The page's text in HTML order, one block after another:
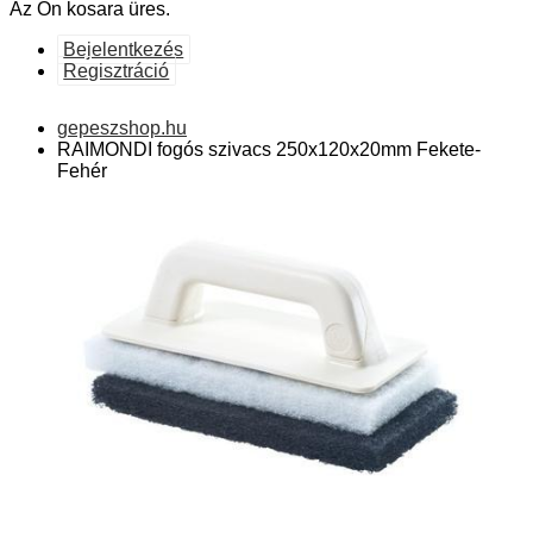
Az Ön kosara üres.
Bejelentkezés
Regisztráció
gepeszshop.hu
RAIMONDI fogós szivacs 250x120x20mm Fekete-
Fehér